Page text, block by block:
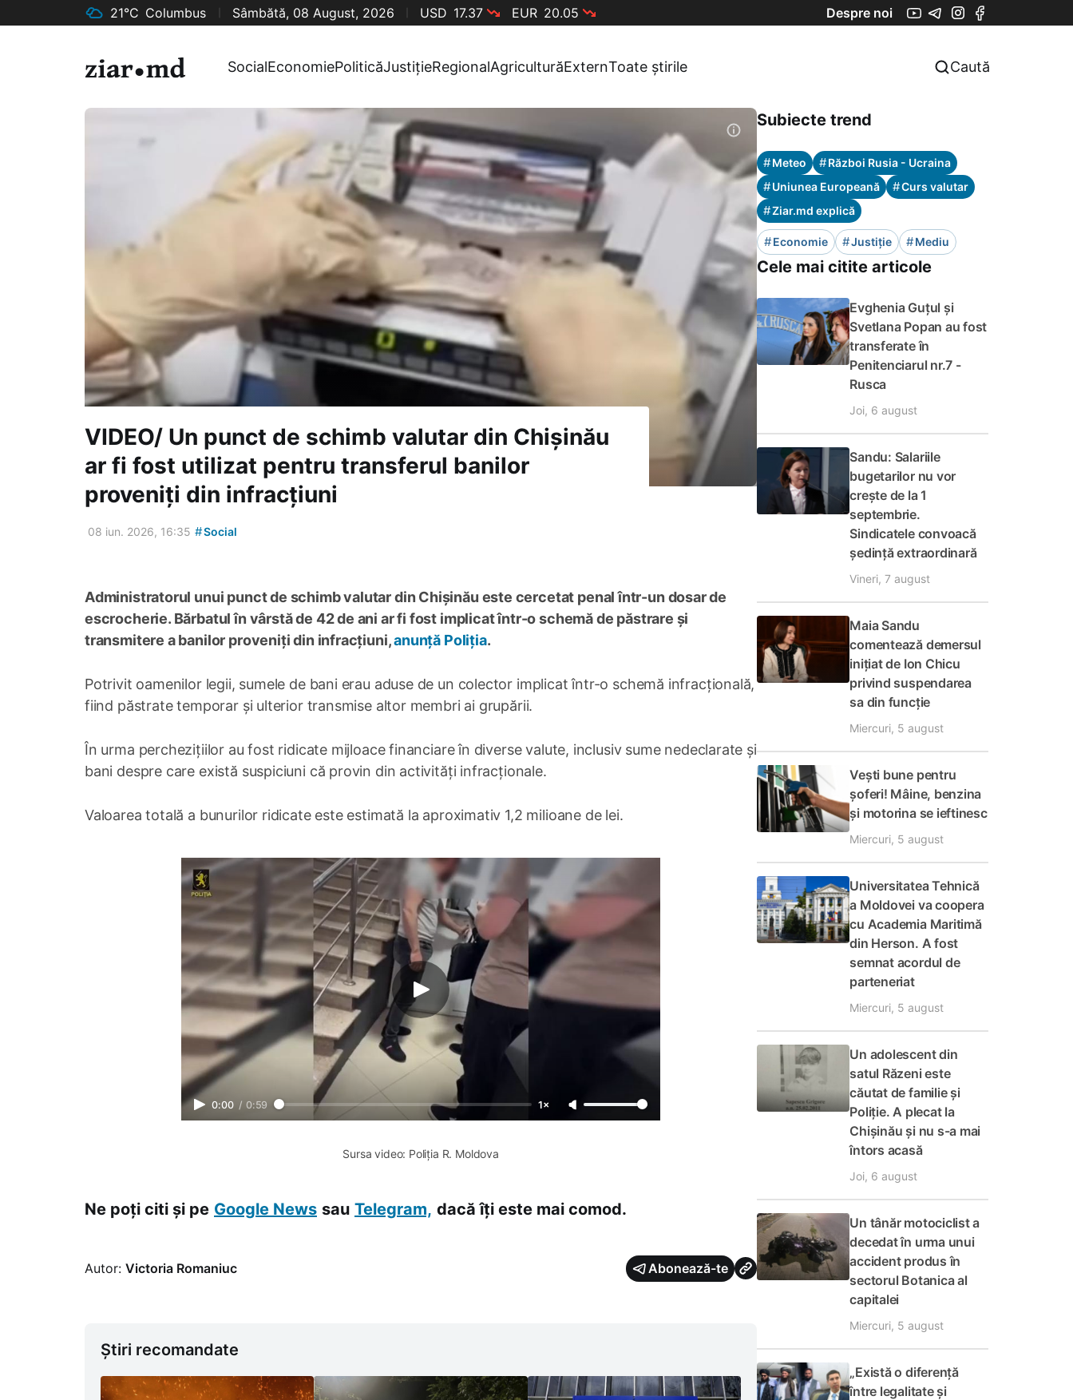
21°C Columbus Sâmbătă, 08 August, 2026 USD 17.37 EUR 20.05 Despre noi
SocialEconomiePoliticăJustițieRegionalAgriculturăExternToate știrile Caută
VIDEO/ Un punct de schimb valutar din Chișinău
ar fi fost utilizat pentru transferul banilor
proveniți din infracțiuni
08 iun. 2026, 16:35 #Social
Administratorul unui punct de schimb valutar din Chișinău este cercetat penal într-un dosar de
escrocherie. Bărbatul în vârstă de 42 de ani ar fi fost implicat într-o schemă de păstrare și
transmitere a banilor proveniți din infracțiuni,anunță Poliția.
Potrivit oamenilor legii, sumele de bani erau aduse de un colector implicat într-o schemă infracțională,
fiind păstrate temporar și ulterior transmise altor membri ai grupării.
În urma perchezițiilor au fost ridicate mijloace financiare în diverse valute, inclusiv sume nedeclarate și
bani despre care există suspiciuni că provin din activități infracționale.
Valoarea totală a bunurilor ridicate este estimată la aproximativ 1,2 milioane de lei.
0:00 / 0:59 1×
Sursa video: Poliția R. Moldova
Ne poți citi și pe Google News sau Telegram, dacă îți este mai comod.
Autor: Victoria Romaniuc Abonează-te
Știri recomandate
Subiecte trend
#Meteo #Război Rusia - Ucraina
#Uniunea Europeană #Curs valutar
#Ziar.md explică
#Economie #Justiție #Mediu
Cele mai citite articole
Evghenia Guțul și
Svetlana Popan au fost
transferate în
Penitenciarul nr.7 -
Rusca
Joi, 6 august
Sandu: Salariile
bugetarilor nu vor
crește de la 1
septembrie.
Sindicatele convoacă
ședință extraordinară
Vineri, 7 august
Maia Sandu
comentează demersul
inițiat de Ion Chicu
privind suspendarea
sa din funcție
Miercuri, 5 august
Vești bune pentru
șoferi! Mâine, benzina
și motorina se ieftinesc
Miercuri, 5 august
Universitatea Tehnică
a Moldovei va coopera
cu Academia Maritimă
din Herson. A fost
semnat acordul de
parteneriat
Miercuri, 5 august
Un adolescent din
satul Răzeni este
căutat de familie și
Poliție. A plecat la
Chișinău și nu s-a mai
întors acasă
Joi, 6 august
Un tânăr motociclist a
decedat în urma unui
accident produs în
sectorul Botanica al
capitalei
Miercuri, 5 august
„Există o diferență
între legalitate și